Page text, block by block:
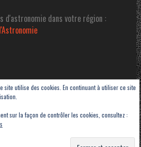
d'astronomie dans votre région :
Sétoise d'Astronomie dans le Pays de Thau -
Politique de confidentialité
site utilise des cookies. En continuant à utiliser ce site
sur la façon de contrôler les cookies, consultez :